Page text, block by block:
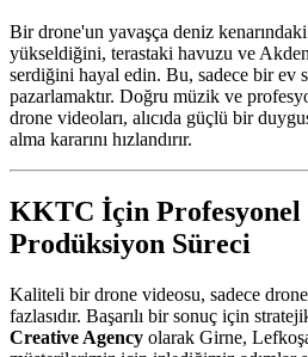
Bir drone'un yavaşça deniz
yükseldiğini, terastaki havuzu ve
serdiğini hayal edin. Bu, sadece bir ev
pazarlamaktır. Doğru müzik ve
drone videoları, alıcıda güçlü bir
alma kararını hızlandırır.
KKTC İçin Profesyonel
Prodüksiyon Süreci
Kaliteli bir drone videosu, sadece
fazlasıdır. Başarılı bir sonuç için
Creative Agency olarak Girne,